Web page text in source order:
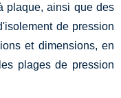
plaque, ainsi que des
de pression
et dimensions, en
plages de pression